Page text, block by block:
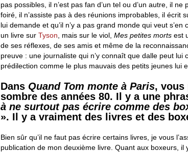
pas possibles, il n’est pas fan d’un tel ou d’un autre, il
foiré, il n’assiste pas à des réunions improbables, il écrit
lui demande et qu’il n’y a pas grand monde qui veut s’en
un livre sur Tyson , mais sur le viol, Mes petites morts est
de ses réflexes, de ses amis et même de la
preuve : une journaliste qui n’y connaît que dalle peut
prédilection comme le plus mauvais des petits jeunes lui
Dans Quand Tom monte à Paris, vous
sombre des années 80. Il y a une
à ne surtout pas écrire comme des
». Il y a vraiment des livres et des
Bien sûr qu’il ne faut pas écrire certains livres, je vous
publication de mon deuxième livre. Quant aux boxeurs,